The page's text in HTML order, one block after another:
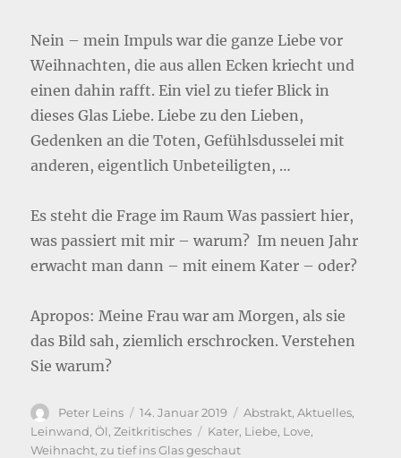
Nein – mein Impuls war die ganze Liebe vor
Weihnachten, die aus allen Ecken kriecht und
einen dahin rafft. Ein viel zu tiefer Blick in
dieses Glas Liebe. Liebe zu den Lieben,
Gedenken an die Toten, Gefühlsdusselei mit
anderen, eigentlich Unbeteiligten, …
Es steht die Frage im Raum Was passiert hier,
was passiert mit mir – warum? Im neuen Jahr
erwacht man dann – mit einem Kater – oder?
Apropos: Meine Frau war am Morgen, als sie
das Bild sah, ziemlich erschrocken. Verstehen
Sie warum?
Autor
Peter Leins
Veröffentlicht
am
14. Januar 2019 Kategorien
Abstrakt,Aktuelles,
Leinwand,Öl,Zeitkritisches Schlagwörter
Kater, Liebe, Love,
Weihnacht,zu tief ins Glas geschaut